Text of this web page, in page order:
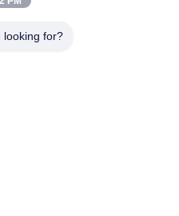
looking for?